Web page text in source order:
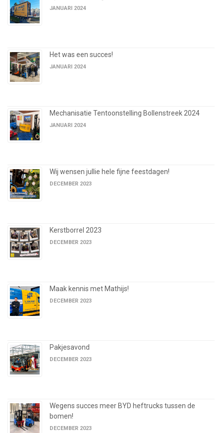
JANUARI 2024
Het was een succes!
JANUARI 2024
Mechanisatie Tentoonstelling Bollenstreek 2024
JANUARI 2024
Wij wensen jullie hele fijne feestdagen!
DECEMBER 2023
Kerstborrel 2023
DECEMBER 2023
Maak kennis met Mathijs!
DECEMBER 2023
Pakjesavond
DECEMBER 2023
Wegens succes meer BYD heftrucks tussen de
bomen!
DECEMBER 2023